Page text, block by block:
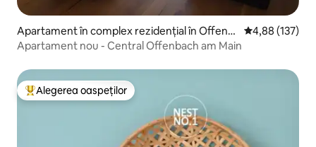
Apartament în complex rezidențial în Offenb
ach
Scor mediu de
4,88 (137)
Apartament nou - Central Offenbach am Main
Locuință din topul categoriei Alegerea oaspeților
Alegerea oaspeților